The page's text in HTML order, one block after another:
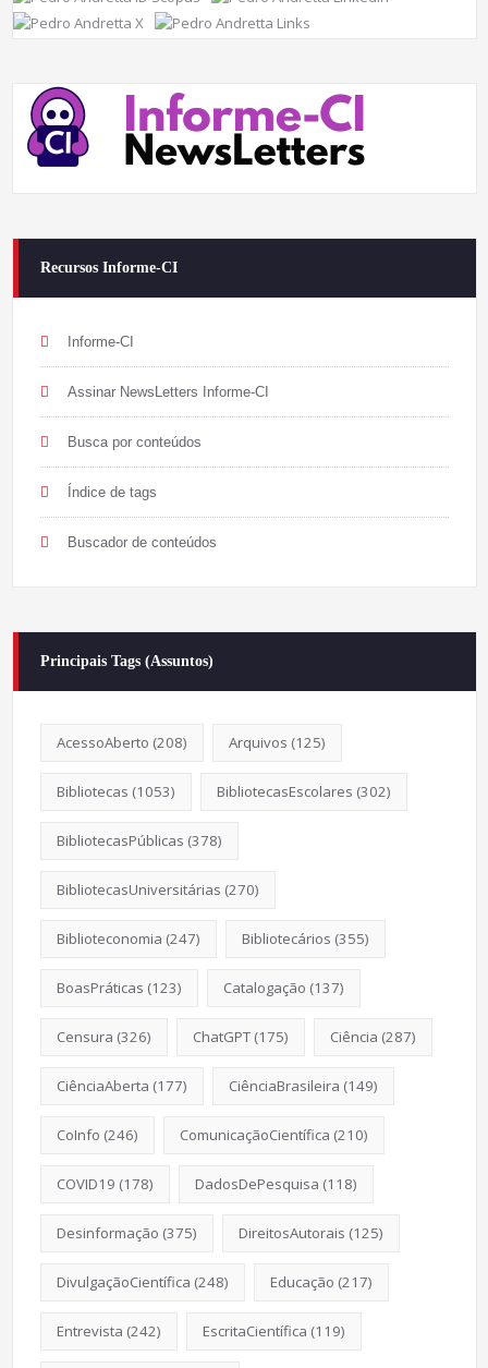
Recursos Informe-CI
Informe-CI
Assinar NewsLetters Informe-CI
Busca por conteúdos
Índice de tags
Buscador de conteúdos
Principais Tags (Assuntos)
AcessoAberto (208) Arquivos (125)
Bibliotecas (1053) BibliotecasEscolares (302)
BibliotecasPúblicas (378)
BibliotecasUniversitárias (270)
Biblioteconomia (247) Bibliotecários (355)
BoasPráticas (123) Catalogação (137)
Censura (326) ChatGPT(175) Ciência (287)
CiênciaAberta (177) CiênciaBrasileira (149)
CoInfo (246) ComunicaçãoCientífica (210)
COVID19 (178) DadosDePesquisa (118)
Desinformação (375) DireitosAutorais (125)
DivulgaçãoCientífica (248) Educação (217)
Entrevista (242) EscritaCientífica (119)